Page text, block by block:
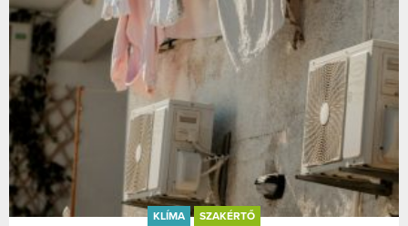
KLÍMA SZAKÉRTŐ